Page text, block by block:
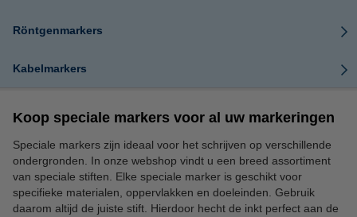
Röntgenmarkers
Kabelmarkers
Koop speciale markers voor al uw markeringen
Speciale markers zijn ideaal voor het schrijven op verschillende
ondergronden. In onze webshop vindt u een breed assortiment
van speciale stiften. Elke speciale marker is geschikt voor
specifieke materialen, oppervlakken en doeleinden. Gebruik
daarom altijd de juiste stift. Hierdoor hecht de inkt perfect aan de